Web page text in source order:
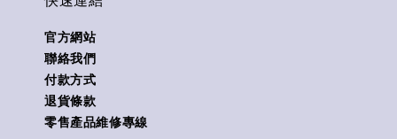
官方網站
聯絡我們
付款方式
退貨條款
零售產品維修專線